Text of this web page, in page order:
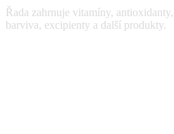
Řada zahrnuje vitamíny,
barviva, excipienty a další produkty.